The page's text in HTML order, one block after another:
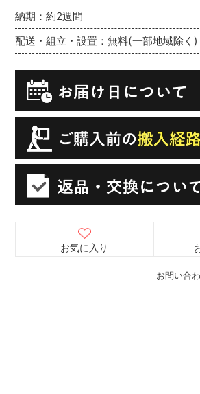
お問い合
納期：約2週間
配送・組立・設置：無料(一部地域除く)
お気に入り